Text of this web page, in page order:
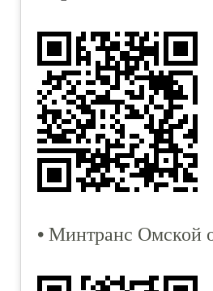
• Минтранс Омской